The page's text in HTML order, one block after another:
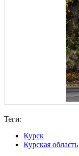
Теги:
Курск
Курская область